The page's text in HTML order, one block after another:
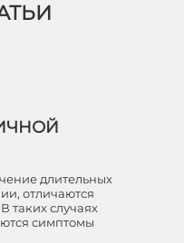
длительных
отличаются
таких случаях
симптомы